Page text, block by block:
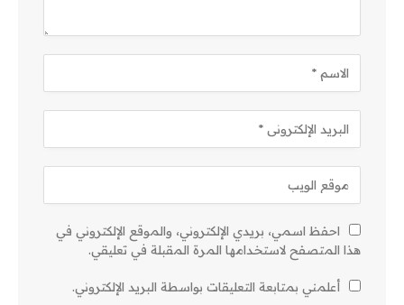
احفظ اسمي، بريدي الإلكتروني، والموقع الإلكتروني في
هذا المتصفح لاستخدامها المرة المقبلة في تعليقي.
أعلمني بمتابعة التعليقات بواسطة البريد الإلكتروني.